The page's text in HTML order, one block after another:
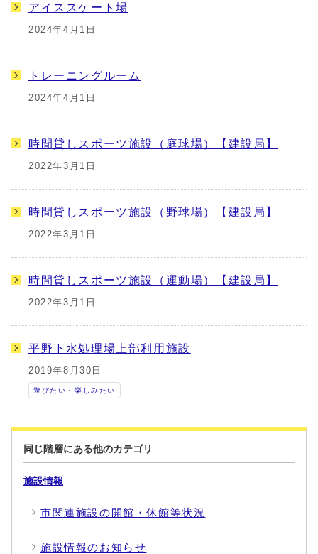
アイススケート場
2024年4月1日
トレーニングルーム
2024年4月1日
時間貸しスポーツ施設（庭球場）【建設局】
2022年3月1日
時間貸しスポーツ施設（野球場）【建設局】
2022年3月1日
時間貸しスポーツ施設（運動場）【建設局】
2022年3月1日
平野下水処理場上部利用施設
2019年8月30日
遊びたい・楽しみたい
同じ階層にある他のカテゴリ
施設情報
市関連施設の開館・休館等状況
施設情報のお知らせ